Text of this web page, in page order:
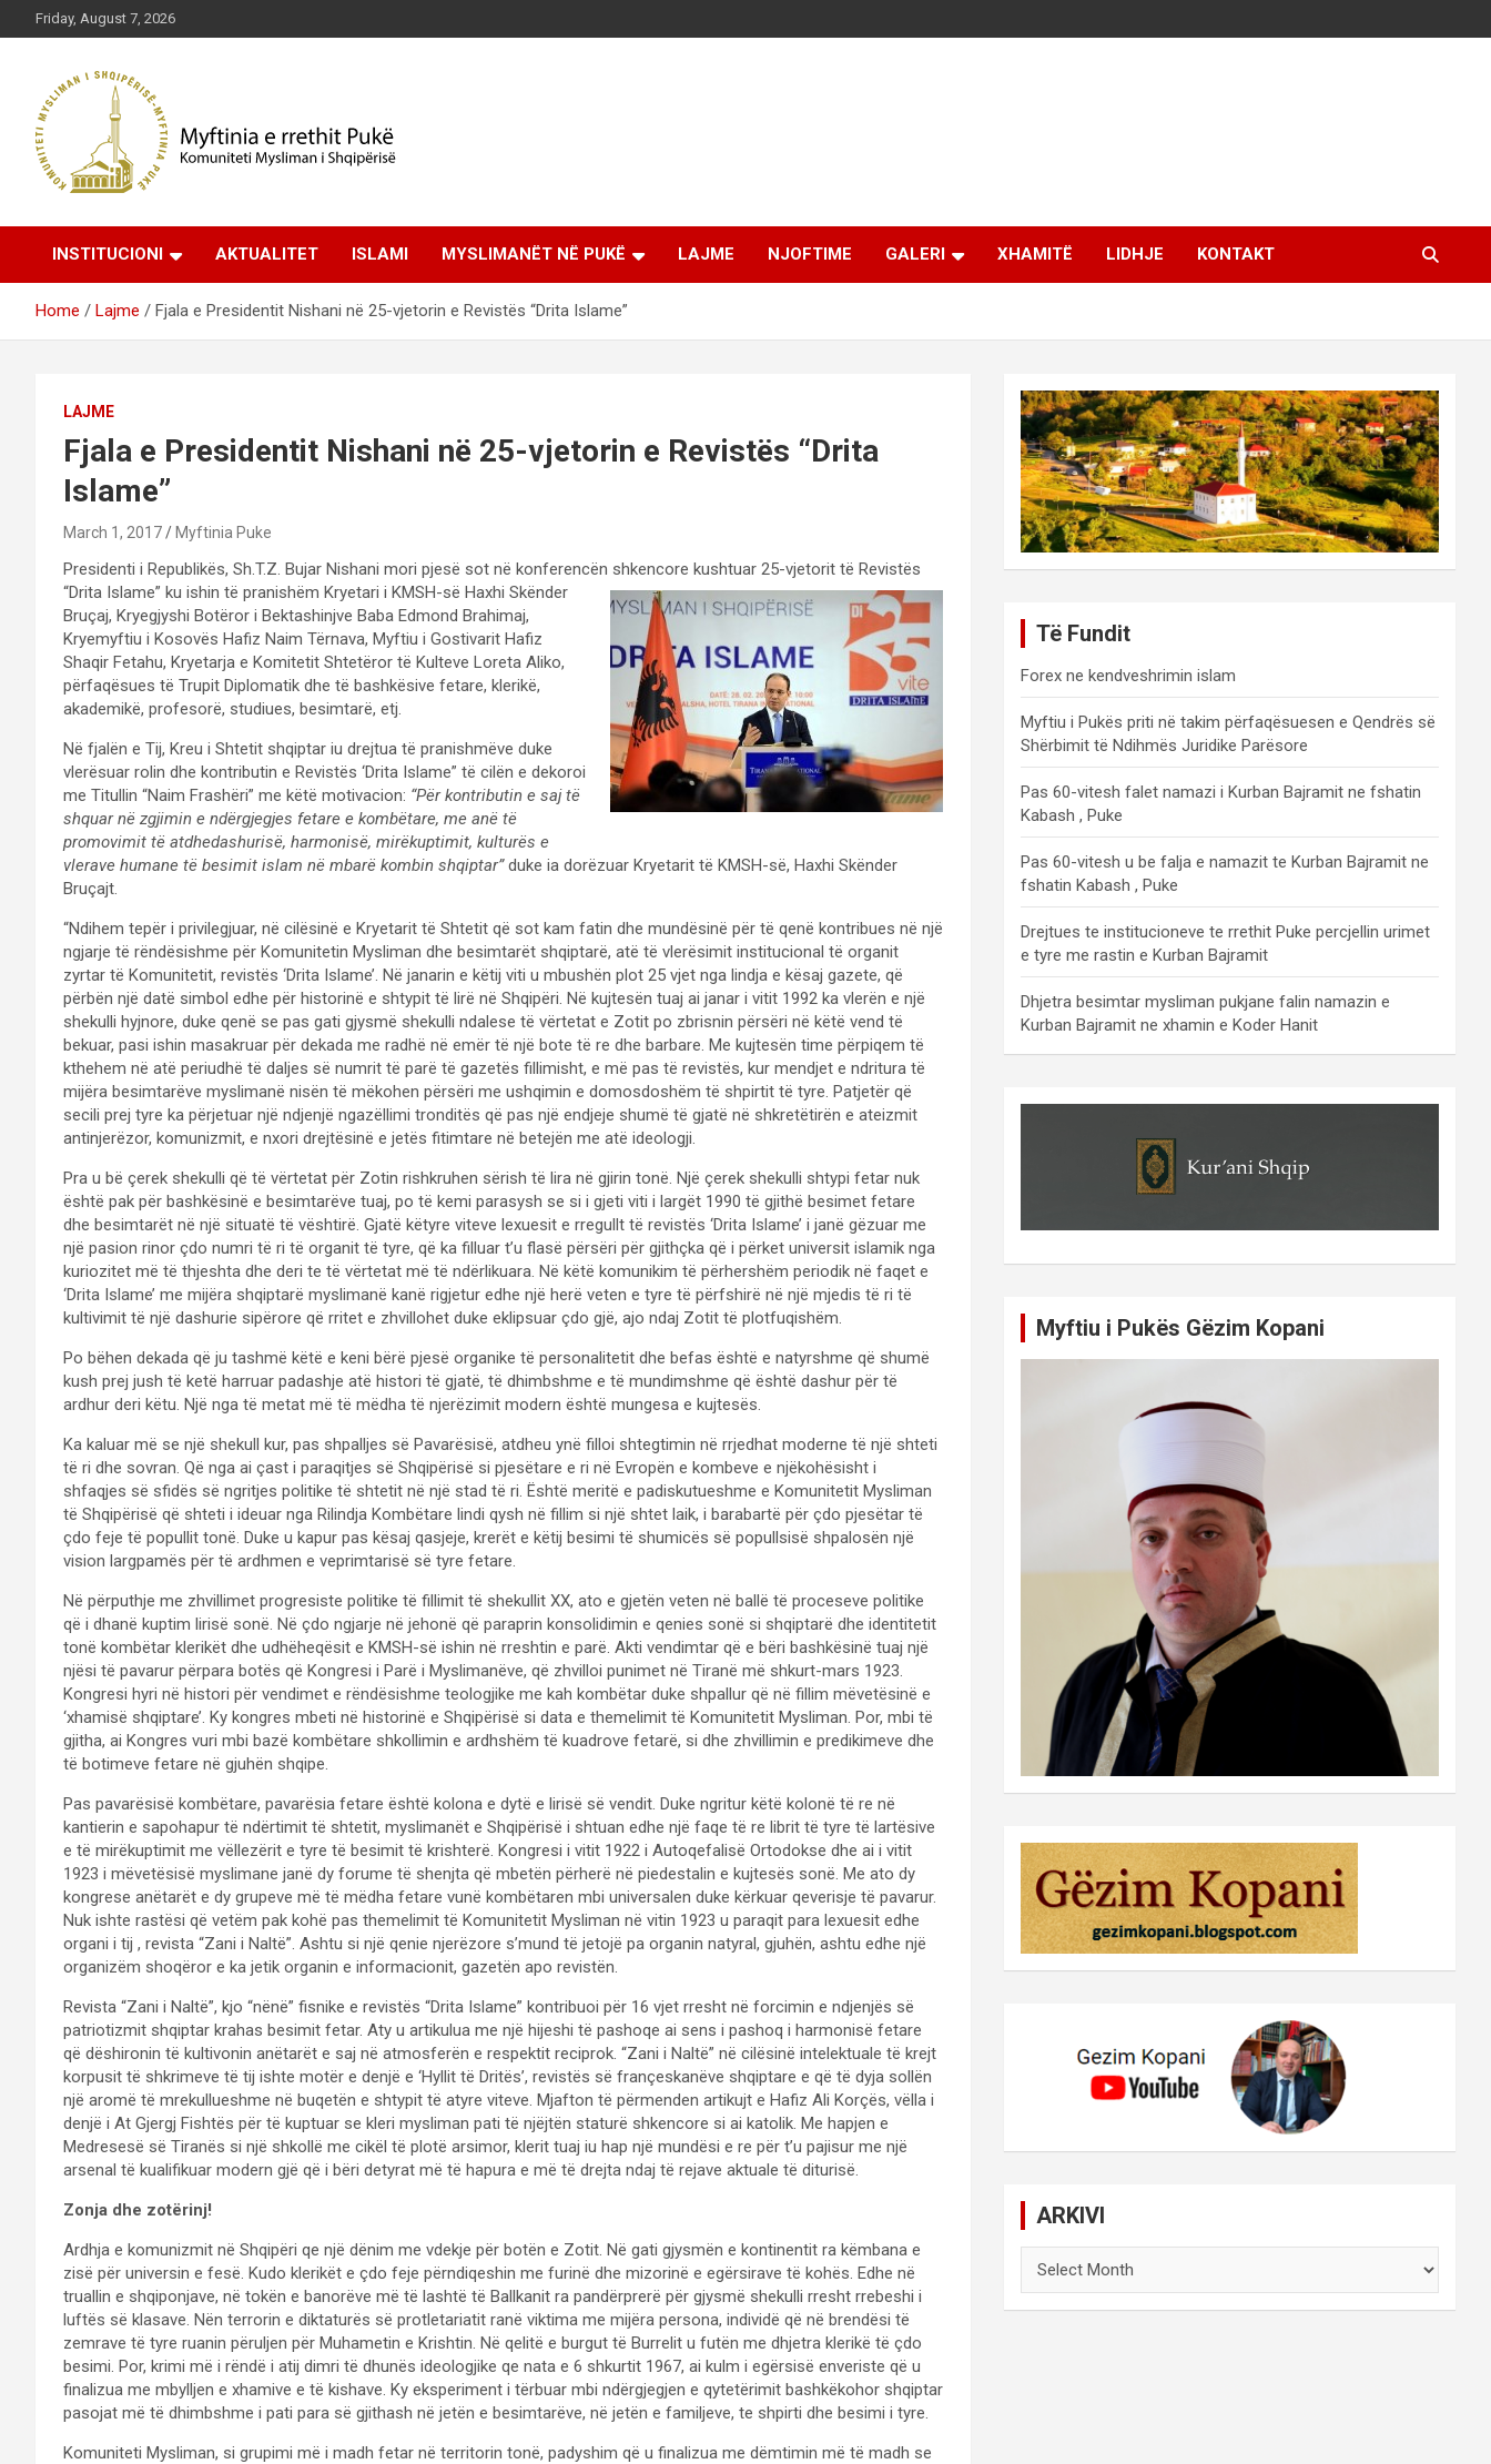
to
Friday, August 7, 2026
Myftinia Pukë | Faqja
Zyrtare
INSTITUCIONI AKTUALITET ISLAMI MYSLIMANËT NË PUKË LAJME NJOFTIME GALERI XHAMITË LIDHJE KONTAKT
Home Lajme Fjala e Presidentit Nishani në 25-vjetorin e Revistës “Drita Islame”
LAJME
Fjala e Presidentit Nishani në 25-vjetorin e Revistës “Drita
Islame”
March 1, 2017 Myftinia Puke
Presidenti i Republikës, Sh.T.Z. Bujar Nishani mori pjesë sot në konferencën shkencore kushtuar 25-vjetorit të Revistës
“Drita Islame” ku ishin të pranishëm Kryetari i KMSH-së Haxhi Skënder
Bruçaj, Kryegjyshi Botëror i Bektashinjve Baba Edmond Brahimaj,
Kryemyftiu i Kosovës Hafiz Naim Tërnava, Myftiu i Gostivarit Hafiz
Shaqir Fetahu, Kryetarja e Komitetit Shtetëror të Kulteve Loreta Aliko,
përfaqësues të Trupit Diplomatik dhe të bashkësive fetare, klerikë,
akademikë, profesorë, studiues, besimtarë, etj.
Në fjalën e Tij, Kreu i Shtetit shqiptar iu drejtua të pranishmëve duke
vlerësuar rolin dhe kontributin e Revistës ‘Drita Islame” të cilën e dekoroi
me Titullin “Naim Frashëri” me këtë motivacion: “Për kontributin e saj të
shquar në zgjimin e ndërgjegjes fetare e kombëtare, me anë të
promovimit të atdhedashurisë, harmonisë, mirëkuptimit, kulturës e
vlerave humane të besimit islam në mbarë kombin shqiptar”duke ia dorëzuar Kryetarit të KMSH-së, Haxhi Skënder
Bruçajt.
“Ndihem tepër i privilegjuar, në cilësinë e Kryetarit të Shtetit që sot kam fatin dhe mundësinë për të qenë kontribues në një
ngjarje të rëndësishme për Komunitetin Mysliman dhe besimtarët shqiptarë, atë të vlerësimit institucional të organit
zyrtar të Komunitetit, revistës ‘Drita Islame’. Në janarin e këtij viti u mbushën plot 25 vjet nga lindja e kësaj gazete, që
përbën një datë simbol edhe për historinë e shtypit të lirë në Shqipëri. Në kujtesën tuaj ai janar i vitit 1992 ka vlerën e një
shekulli hyjnore, duke qenë se pas gati gjysmë shekulli ndalese të vërtetat e Zotit po zbrisnin përsëri në këtë vend të
bekuar, pasi ishin masakruar për dekada me radhë në emër të një bote të re dhe barbare. Me kujtesën time përpiqem të
kthehem në atë periudhë të daljes së numrit të parë të gazetës fillimisht, e më pas të revistës, kur mendjet e ndritura të
mijëra besimtarëve myslimanë nisën të mëkohen përsëri me ushqimin e domosdoshëm të shpirtit të tyre. Patjetër që
secili prej tyre ka përjetuar një ndjenjë ngazëllimi tronditës që pas një endjeje shumë të gjatë në shkretëtirën e ateizmit
antinjerëzor, komunizmit, e nxori drejtësinë e jetës fitimtare në betejën me atë ideologji.
Pra u bë çerek shekulli që të vërtetat për Zotin rishkruhen sërish të lira në gjirin tonë. Një çerek shekulli shtypi fetar nuk
është pak për bashkësinë e besimtarëve tuaj, po të kemi parasysh se si i gjeti viti i largët 1990 të gjithë besimet fetare
dhe besimtarët në një situatë të vështirë. Gjatë këtyre viteve lexuesit e rregullt të revistës ‘Drita Islame’ i janë gëzuar me
një pasion rinor çdo numri të ri të organit të tyre, që ka filluar t’u flasë përsëri për gjithçka që i përket universit islamik nga
kuriozitet më të thjeshta dhe deri te të vërtetat më të ndërlikuara. Në këtë komunikim të përhershëm periodik në faqet e
‘Drita Islame’ me mijëra shqiptarë myslimanë kanë rigjetur edhe një herë veten e tyre të përfshirë në një mjedis të ri të
kultivimit të një dashurie sipërore që rritet e zhvillohet duke eklipsuar çdo gjë, ajo ndaj Zotit të plotfuqishëm.
Po bëhen dekada që ju tashmë këtë e keni bërë pjesë organike të personalitetit dhe befas është e natyrshme që shumë
kush prej jush të ketë harruar padashje atë histori të gjatë, të dhimbshme e të mundimshme që është dashur për të
ardhur deri këtu. Një nga të metat më të mëdha të njerëzimit modern është mungesa e kujtesës.
Ka kaluar më se një shekull kur, pas shpalljes së Pavarësisë, atdheu ynë filloi shtegtimin në rrjedhat moderne të një shteti
të ri dhe sovran. Që nga ai çast i paraqitjes së Shqipërisë si pjesëtare e ri në Evropën e kombeve e njëkohësisht i
shfaqjes së sfidës së ngritjes politike të shtetit në një stad të ri. Është meritë e padiskutueshme e Komunitetit Mysliman
të Shqipërisë që shteti i ideuar nga Rilindja Kombëtare lindi qysh në fillim si një shtet laik, i barabartë për çdo pjesëtar të
çdo feje të popullit tonë. Duke u kapur pas kësaj qasjeje, krerët e këtij besimi të shumicës së popullsisë shpalosën një
vision largpamës për të ardhmen e veprimtarisë së tyre fetare.
Në përputhje me zhvillimet progresiste politike të fillimit të shekullit XX, ato e gjetën veten në ballë të proceseve politike
që i dhanë kuptim lirisë sonë. Në çdo ngjarje në jehonë që paraprin konsolidimin e qenies sonë si shqiptarë dhe identitetit
tonë kombëtar klerikët dhe udhëheqësit e KMSH-së ishin në rreshtin e parë. Akti vendimtar që e bëri bashkësinë tuaj një
njësi të pavarur përpara botës që Kongresi i Parë i Myslimanëve, që zhvilloi punimet në Tiranë më shkurt-mars 1923.
Kongresi hyri në histori për vendimet e rëndësishme teologjike me kah kombëtar duke shpallur që në fillim mëvetësinë e
‘xhamisë shqiptare’. Ky kongres mbeti në historinë e Shqipërisë si data e themelimit të Komunitetit Mysliman. Por, mbi të
gjitha, ai Kongres vuri mbi bazë kombëtare shkollimin e ardhshëm të kuadrove fetarë, si dhe zhvillimin e predikimeve dhe
të botimeve fetare në gjuhën shqipe.
Pas pavarësisë kombëtare, pavarësia fetare është kolona e dytë e lirisë së vendit. Duke ngritur këtë kolonë të re në
kantierin e sapohapur të ndërtimit të shtetit, myslimanët e Shqipërisë i shtuan edhe një faqe të re librit të tyre të lartësive
e të mirëkuptimit me vëllezërit e tyre të besimit të krishterë. Kongresi i vitit 1922 i Autoqefalisë Ortodokse dhe ai i vitit
1923 i mëvetësisë myslimane janë dy forume të shenjta që mbetën përherë në piedestalin e kujtesës sonë. Me ato dy
kongrese anëtarët e dy grupeve më të mëdha fetare vunë kombëtaren mbi universalen duke kërkuar qeverisje të pavarur.
Nuk ishte rastësi që vetëm pak kohë pas themelimit të Komunitetit Mysliman në vitin 1923 u paraqit para lexuesit edhe
organi i tij , revista “Zani i Naltë”. Ashtu si një qenie njerëzore s’mund të jetojë pa organin natyral, gjuhën, ashtu edhe një
organizëm shoqëror e ka jetik organin e informacionit, gazetën apo revistën.
Revista “Zani i Naltë”, kjo “nënë” fisnike e revistës “Drita Islame” kontribuoi për 16 vjet rresht në forcimin e ndjenjës së
patriotizmit shqiptar krahas besimit fetar. Aty u artikulua me një hijeshi të pashoqe ai sens i pashoq i harmonisë fetare
që dëshironin të kultivonin anëtarët e saj në atmosferën e respektit reciprok. “Zani i Naltë” në cilësinë intelektuale të krejt
korpusit të shkrimeve të tij ishte motër e denjë e ‘Hyllit të Dritës’, revistës së françeskanëve shqiptare e që të dyja sollën
një aromë të mrekullueshme në buqetën e shtypit të atyre viteve. Mjafton të përmenden artikujt e Hafiz Ali Korçës, vëlla i
denjë i At Gjergj Fishtës për të kuptuar se kleri mysliman pati të njëjtën staturë shkencore si ai katolik. Me hapjen e
Medresesë së Tiranës si një shkollë me cikël të plotë arsimor, klerit tuaj iu hap një mundësi e re për t’u pajisur me një
arsenal të kualifikuar modern gjë që i bëri detyrat më të hapura e më të drejta ndaj të rejave aktuale të diturisë.
Zonja dhe zotërinj!
Ardhja e komunizmit në Shqipëri qe një dënim me vdekje për botën e Zotit. Në gati gjysmën e kontinentit ra këmbana e
zisë për universin e fesë. Kudo klerikët e çdo feje përndiqeshin me furinë dhe mizorinë e egërsirave të kohës. Edhe në
truallin e shqiponjave, në tokën e banorëve më të lashtë të Ballkanit ra pandërprerë për gjysmë shekulli rresht rrebeshi i
luftës së klasave. Nën terrorin e diktaturës së protletariatit ranë viktima me mijëra persona, individë që në brendësi të
zemrave të tyre ruanin përuljen për Muhametin e Krishtin. Në qelitë e burgut të Burrelit u futën me dhjetra klerikë të çdo
besimi. Por, krimi më i rëndë i atij dimri të dhunës ideologjike qe nata e 6 shkurtit 1967, ai kulm i egërsisë enveriste që u
finalizua me mbylljen e xhamive e të kishave. Ky eksperiment i tërbuar mbi ndërgjegjen e qytetërimit bashkëkohor shqiptar
pasojat më të dhimbshme i pati para së gjithash në jetën e besimtarëve, në jetën e familjeve, te shpirti dhe besimi i tyre.
Komuniteti Mysliman, si grupimi më i madh fetar në territorin tonë, padyshim që u finalizua me dëmtimin më të madh se
Të Fundit
Forex ne kendveshrimin islam
Myftiu i Pukës priti në takim përfaqësuesen e Qendrës së
Shërbimit të Ndihmës Juridike Parësore
Pas 60-vitesh falet namazi i Kurban Bajramit ne fshatin
Kabash , Puke
Pas 60-vitesh u be falja e namazit te Kurban Bajramit ne
fshatin Kabash , Puke
Drejtues te institucioneve te rrethit Puke percjellin urimet
e tyre me rastin e Kurban Bajramit
Dhjetra besimtar mysliman pukjane falin namazin e
Kurban Bajramit ne xhamin e Koder Hanit
Myftiu i Pukës Gëzim Kopani
ARKIVI